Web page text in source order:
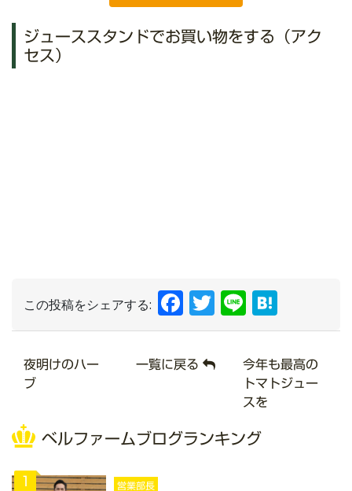
ジューススタンドでお買い物をする（アク
セス）
この投稿をシェアする: Facebook
Twitter
Line
夜明けのハー
ブ
一覧に戻る
今年も最高の
トマトジュー
スを
ベルファームブログランキング
1 営業部長